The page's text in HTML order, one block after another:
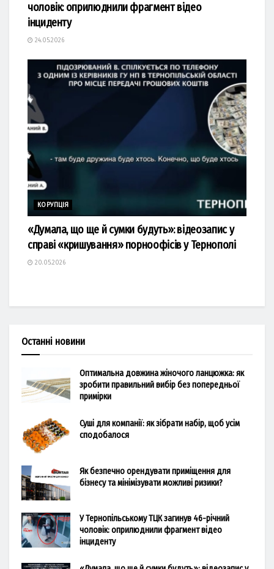
чоловік: оприлюднили фрагмент відео
інциденту
24.05.2026
КОРУПЦІЯ
«Думала, що ще й сумки будуть»: відеозапис у
справі «кришування» порноофісів у Тернополі
20.05.2026
Останні новини
Оптимальна довжина жіночого ланцюжка: як
зробити правильний вибір без попередньої
примірки
Суші для компанії: як зібрати набір, щоб усім
сподобалося
Як безпечно орендувати приміщення для
бізнесу та мінімізувати можливі ризики?
У Тернопільському ТЦК загинув 46-річний
чоловік: оприлюднили фрагмент відео
інциденту